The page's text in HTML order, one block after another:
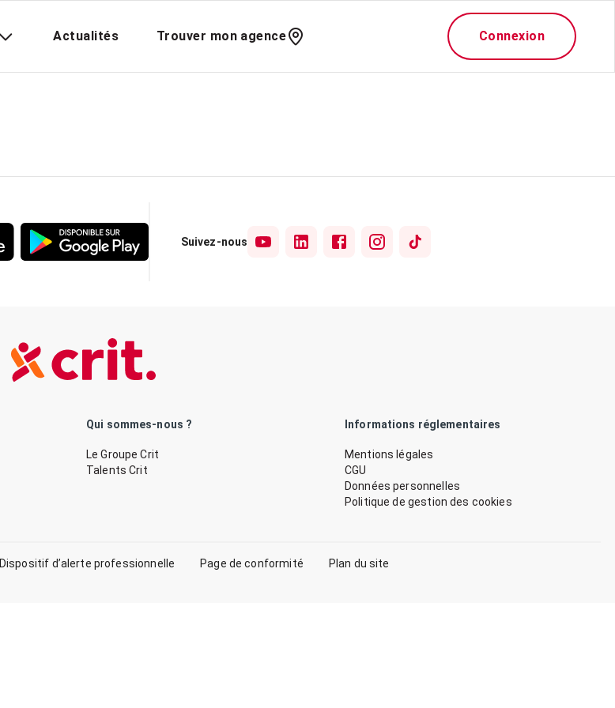
Actualités Trouver mon agence Connexion
Suivez-nous
Qui sommes-nous ?
Le Groupe Crit
Talents Crit
Informations réglementaires
Mentions légales
CGU
Données personnelles
Politique de gestion des cookies
Dispositif d’alerte professionnelle Page de conformité Plan du site